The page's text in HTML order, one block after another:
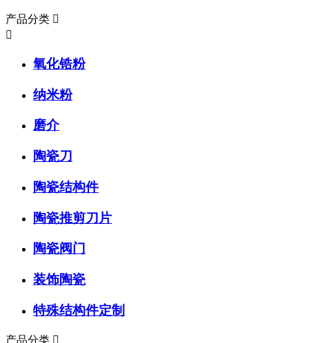
产品分类 

氧化锆粉
纳米粉
磨介
陶瓷刀
陶瓷结构件
陶瓷推剪刀片
陶瓷阀门
装饰陶瓷
特殊结构件定制
产品分类 